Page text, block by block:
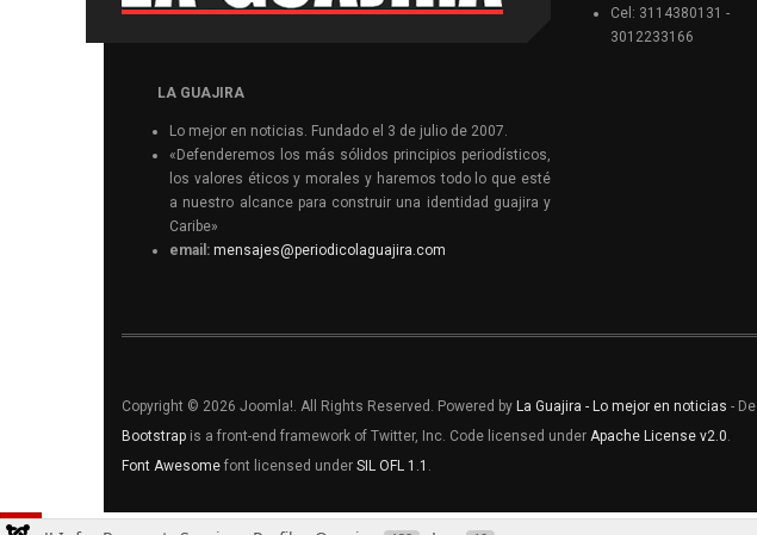
LA GUAJIRA
Lo mejor en noticias. Fundado el 3 de julio de 2007.
«Defenderemos los más sólidos principios periodísticos,
los valores éticos y morales y haremos todo lo que esté
a nuestro alcance para construir una identidad guajira y
Caribe»
email: mensajes@periodicolaguajira.com
Cel: 3114380131 -
3012233166
Copyright © 2026 Joomla!. All Rights Reserved. Powered by La Guajira - Lo mejor en noticias -
Bootstrap is a front-end framework of Twitter, Inc. Code licensed under Apache License v2.0.
Font Awesome font licensed under SIL OFL 1.1 .